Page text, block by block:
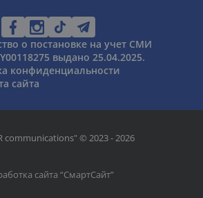
о постановке на учет СМИ
выдано 25.04.2025.
конфиденциальности
сайта
communications" © 2023 - 2026
сайта “СмартСайт”